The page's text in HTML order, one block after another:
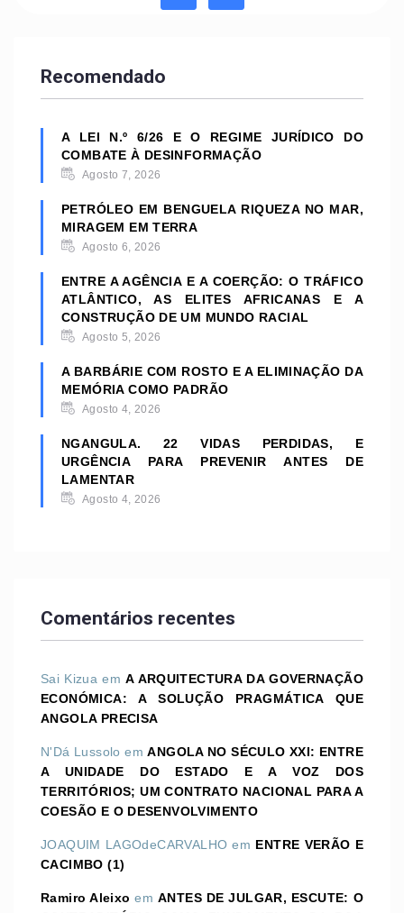
Recomendado
A LEI N.º 6/26 E O REGIME JURÍDICO DO
COMBATE À DESINFORMAÇÃO
Agosto 7, 2026
PETRÓLEO EM BENGUELA RIQUEZA NO MAR,
MIRAGEM EM TERRA
Agosto 6, 2026
ENTRE A AGÊNCIA E A COERÇÃO: O TRÁFICO
ATLÂNTICO, AS ELITES AFRICANAS E A
CONSTRUÇÃO DE UM MUNDO RACIAL
Agosto 5, 2026
A BARBÁRIE COM ROSTO E A ELIMINAÇÃO DA
MEMÓRIA COMO PADRÃO
Agosto 4, 2026
NGANGULA. 22 VIDAS PERDIDAS, E
URGÊNCIA PARA PREVENIR ANTES DE
LAMENTAR
Agosto 4, 2026
Comentários recentes
Sai Kizua emA ARQUITECTURA DA GOVERNAÇÃO
ECONÓMICA: A SOLUÇÃO PRAGMÁTICA QUE
ANGOLA PRECISA
N'Dá Lussolo emANGOLA NO SÉCULO XXI: ENTRE
A UNIDADE DO ESTADO E A VOZ DOS
TERRITÓRIOS; UM CONTRATO NACIONAL PARA A
COESÃO E O DESENVOLVIMENTO
JOAQUIM LAGOdeCARVALHO em ENTRE VERÃO E
CACIMBO (1)
Ramiro Aleixo emANTES DE JULGAR, ESCUTE: O